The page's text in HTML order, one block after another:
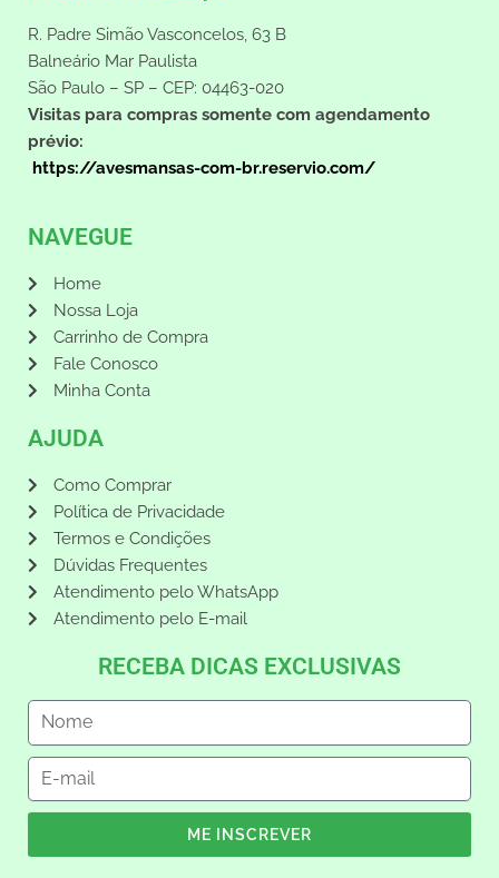
R. Padre Simão Vasconcelos, 63 B
Balneário Mar Paulista
São Paulo – SP – CEP: 04463-020
Visitas para compras somente com agendamento
prévio:
https://avesmansas-com-br.reservio.com/
NAVEGUE
Home
Nossa Loja
Carrinho de Compra
Fale Conosco
Minha Conta
AJUDA
Como Comprar
Política de Privacidade
Termos e Condições
Dúvidas Frequentes
Atendimento pelo WhatsApp
Atendimento pelo E-mail
RECEBA DICAS EXCLUSIVAS
ME INSCREVER